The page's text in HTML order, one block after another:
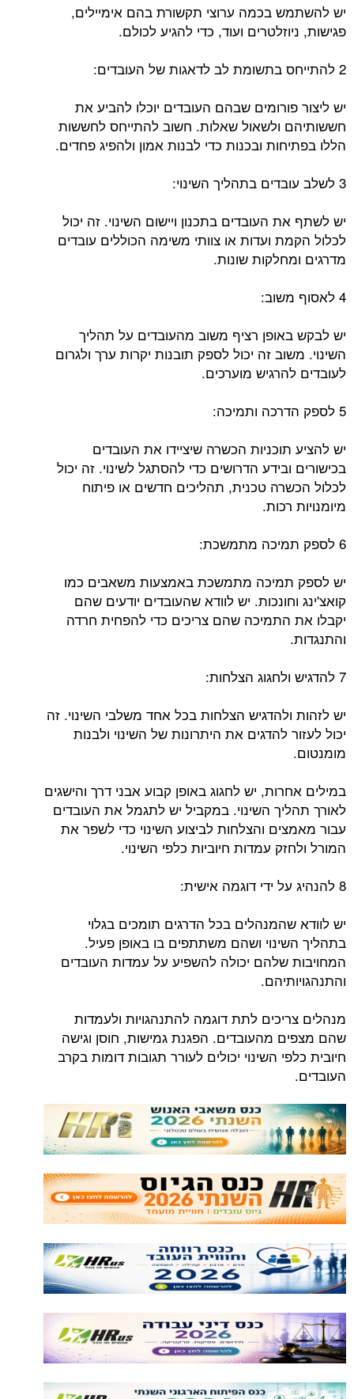
יש להשתמש בכמה ערוצי תקשורת בהם אימיילים,
פגישות, ניוזלטרים ועוד, כדי להגיע לכולם.
2 להתייחס בתשומת לב לדאגות של העובדים:
יש ליצור פורומים שבהם העובדים יוכלו להביע את
חששותיהם ולשאול שאלות. חשוב להתייחס לחששות
הללו בפתיחות ובכנות כדי לבנות אמון ולהפיג פחדים.
3 לשלב עובדים בתהליך השינוי:
יש לשתף את העובדים בתכנון ויישום השינוי. זה יכול
לכלול הקמת ועדות או צוותי משימה הכוללים עובדים
מדרגים ומחלקות שונות.
4 לאסוף משוב:
יש לבקש באופן רציף משוב מהעובדים על תהליך
השינוי. משוב זה יכול לספק תובנות יקרות ערך ולגרום
לעובדים להרגיש מוערכים.
5 לספק הדרכה ותמיכה:
יש להציע תוכניות הכשרה שיציידו את העובדים
בכישורים ובידע הדרושים כדי להסתגל לשינוי. זה יכול
לכלול הכשרה טכנית, תהליכים חדשים או פיתוח
מיומנויות רכות.
6 לספק תמיכה מתמשכת:
יש לספק תמיכה מתמשכת באמצעות משאבים כמו
קואצ'ינג וחונכות. יש לוודא שהעובדים יודעים שהם
יקבלו את התמיכה שהם צריכים כדי להפחית חרדה
והתנגדות.
7 להדגיש ולחגוג הצלחות:
יש לזהות ולהדגיש הצלחות בכל אחד משלבי השינוי. זה
יכול לעזור להדגים את היתרונות של השינוי ולבנות
מומנטום.
במילים אחרות, יש לחגוג באופן קבוע אבני דרך והישגים
לאורך תהליך השינוי. במקביל יש לתגמל את העובדים
עבור מאמצים והצלחות לביצוע השינוי כדי לשפר את
המורל ולחזק עמדות חיוביות כלפי השינוי.
8 להנהיג על ידי דוגמה אישית:
יש לוודא שהמנהלים בכל הדרגים תומכים בגלוי
בתהליך השינוי ושהם משתתפים בו באופן פעיל.
המחויבות שלהם יכולה להשפיע על עמדות העובדים
והתנהגויותיהם.
מנהלים צריכים לתת דוגמה להתנהגויות ולעמדות
שהם מצפים מהעובדים. הפגנת גמישות, חוסן וגישה
חיובית כלפי השינוי יכולים לעורר תגובות דומות בקרב
העובדים.